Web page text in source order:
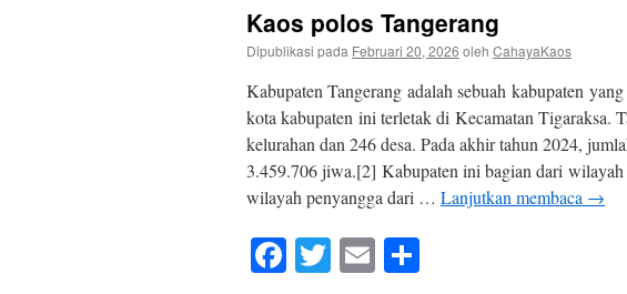
Kaos polos Tangerang
Dipublikasi pada Februari 20, 2026 oleh CahayaKaos
Kabupaten Tangerang adalah sebuah kabupaten
kota kabupaten ini terletak di Kecamatan Tigaraksa.
kelurahan dan 246 desa. Pada akhir tahun 2024,
3.459.706 jiwa.[2] Kabupaten ini bagian dari
wilayah penyangga dari … Lanjutkan membaca →
Facebook
Twitter
Email